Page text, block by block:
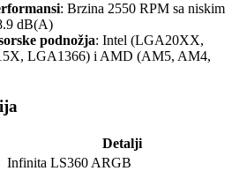
: Brzina 2550 RPM sa niskim
dB(A)
podnožja: Intel (LGA20XX,
LGA1366) i AMD (AM5, AM4,
Detalji
Infinita LS360 ARGB